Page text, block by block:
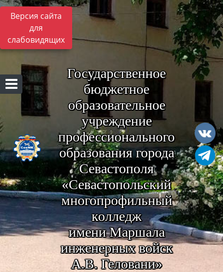
Версия сайта
для
слабовидящих
Государственное
бюджетное
образовательное
учреждение
профессионального
образования города
Севастополя
«Севастопольский
многопрофильный
колледж
имени Маршала
инженерных войск
А.В. Геловани»